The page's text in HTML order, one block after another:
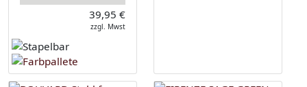
39,95 €
zzgl. Mwst